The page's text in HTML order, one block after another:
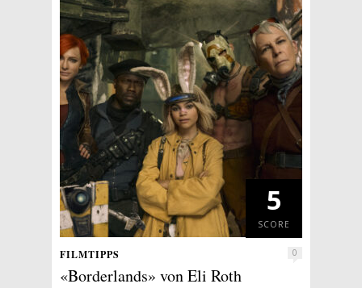
5
SCORE
FILMTIPPS 0
«Borderlands» von Eli Roth